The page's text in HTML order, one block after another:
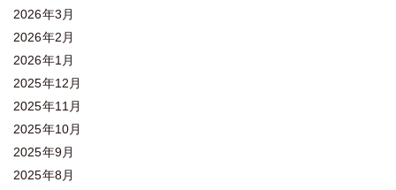
2026年3月
2026年2月
2026年1月
2025年12月
2025年11月
2025年10月
2025年9月
2025年8月